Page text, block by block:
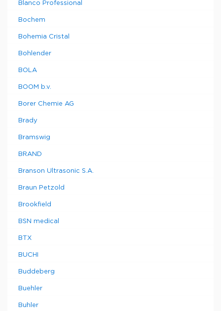
Blanco Professional
Bochem
Bohemia Cristal
Bohlender
BOLA
BOOM b.v.
Borer Chemie AG
Brady
Bramswig
BRAND
Branson Ultrasonic S.A.
Braun Petzold
Brookfield
BSN medical
BTX
BUCHI
Buddeberg
Buehler
Buhler